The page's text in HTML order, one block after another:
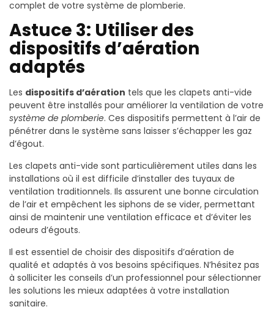
complet de votre système de plomberie.
Astuce 3: Utiliser des
dispositifs d’aération
adaptés
Les dispositifs d’aération tels que les clapets anti-vide
peuvent être installés pour améliorer la ventilation de votre
système de plomberie. Ces dispositifs permettent à l’air de
pénétrer dans le système sans laisser s’échapper les gaz
d’égout.
Les clapets anti-vide sont particulièrement utiles dans les
installations où il est difficile d’installer des tuyaux de
ventilation traditionnels. Ils assurent une bonne circulation
de l’air et empêchent les siphons de se vider, permettant
ainsi de maintenir une ventilation efficace et d’éviter les
odeurs d’égouts.
Il est essentiel de choisir des dispositifs d’aération de
qualité et adaptés à vos besoins spécifiques. N’hésitez pas
à solliciter les conseils d’un professionnel pour sélectionner
les solutions les mieux adaptées à votre installation
sanitaire.